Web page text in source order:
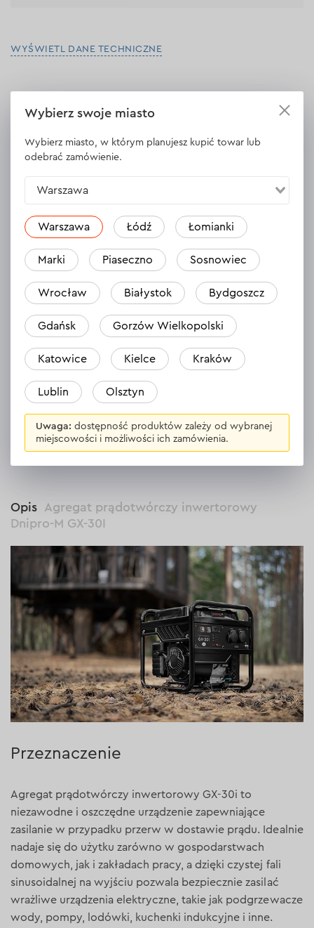
WYŚWIETL DANE TECHNICZNE
Tomasz
29.11.2025
Porządnie wykonany agregat. Zdecydowanie POLECAM!
Odpowiedź 1 odpowiedź
Karol
Ocena po pierwszym uruchomieniu, zgodny z opisem czyli
bardzo dobry. Jak będzie pracował, zobaczymy.
Odpowiedź 1 odpowiedź
WSZYSTKIE OPINIE
Opis
Agregat prądotwórczy inwertorowy
Dnipro-M GX-30I
Przeznaczenie
Agregat prądotwórczy inwertorowy GX-30i to
niezawodne i oszczędne urządzenie zapewniające
zasilanie w przypadku przerw w dostawie prądu. Idealnie
nadaje się do użytku zarówno w gospodarstwach
domowych, jak i zakładach pracy, a dzięki czystej fali
sinusoidalnej na wyjściu pozwala bezpiecznie zasilać
wrażliwe urządzenia elektryczne, takie jak podgrzewacze
wody, pompy, lodówki, kuchenki indukcyjne i inne.
Wybierz swoje miasto
Wybierz miasto, w którym planujesz kupić towar lub
odebrać zamówienie.
Warszawa
Warszawa Łódź Łomianki
Marki Piaseczno Sosnowiec
Wrocław Białystok Bydgoszcz
Gdańsk Gorzów Wielkopolski
Katowice Kielce Kraków
Lublin Olsztyn
Uwaga: dostępność produktów zależy od wybranej
miejscowości i możliwości ich zamówienia.